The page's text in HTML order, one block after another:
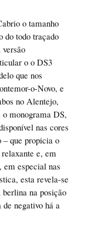
o tamanho
do todo traçado
o o DS3
que nos
o-Novo, e
no Alentejo,
monograma DS,
nas cores
– que propicia o
e, em
em especial nas
esta revela-se
na posição
de negativo há a